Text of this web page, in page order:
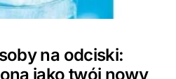
na odciski:
jako twój nowy